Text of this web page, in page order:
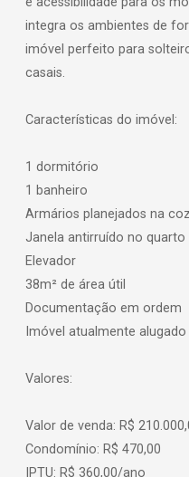
integra os ambientes de
imóvel perfeito para
casais.
Características do imóvel:
1 dormitório
1 banheiro
Armários planejados na
Janela antirruído no quarto
Elevador
38m² de área útil
Documentação em ordem
Imóvel atualmente alugado
Valores:
Valor de venda: R$
Condomínio: R$ 470,00
IPTU: R$ 360,00/ano